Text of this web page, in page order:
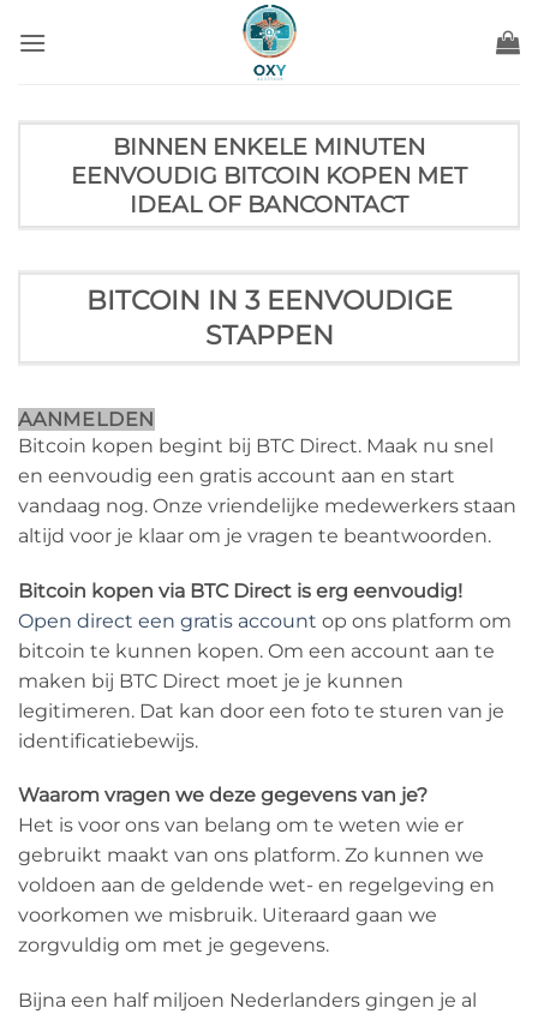
naar
BINNEN ENKELE MINUTEN
EENVOUDIG BITCOIN KOPEN MET
IDEAL OF BANCONTACT
BITCOIN IN 3 EENVOUDIGE
STAPPEN
AANMELDEN
Bitcoin kopen begint bij BTC Direct. Maak nu snel
en eenvoudig een gratis account aan en start
vandaag nog. Onze vriendelijke medewerkers staan
altijd voor je klaar om je vragen te beantwoorden.
Bitcoin kopen via BTC Direct is erg eenvoudig!
Open direct een gratis account op ons platform om
bitcoin te kunnen kopen. Om een account aan te
maken bij BTC Direct moet je je kunnen
legitimeren. Dat kan door een foto te sturen van je
identificatiebewijs.
Waarom vragen we deze gegevens van je?
Het is voor ons van belang om te weten wie er
gebruikt maakt van ons platform. Zo kunnen we
voldoen aan de geldende wet- en regelgeving en
voorkomen we misbruik. Uiteraard gaan we
zorgvuldig om met je gegevens.
Bijna een half miljoen Nederlanders gingen je al